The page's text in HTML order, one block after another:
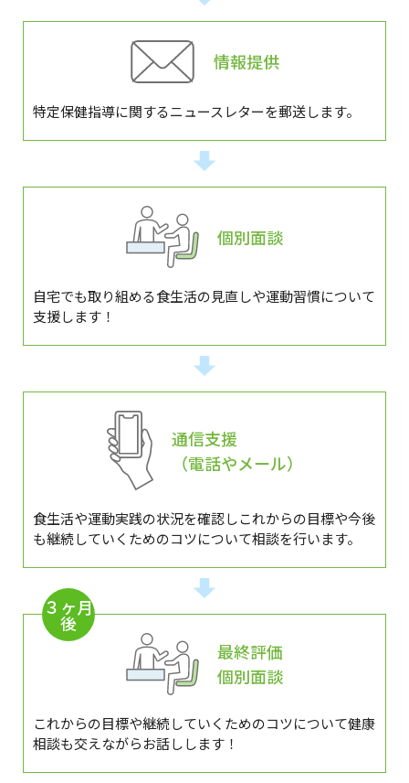
情報提供
特定保健指導に関するニュースレターを郵送します。
個別面談
自宅でも取り組める食生活の見直しや運動習慣について
支援します！
通信支援
（電話やメール）
食生活や運動実践の状況を確認しこれからの目標や今後
も継続していくためのコツについて相談を行います。
３ヶ月
後
最終評価
個別面談
これからの目標や継続していくためのコツについて健康
相談も交えながらお話しします！